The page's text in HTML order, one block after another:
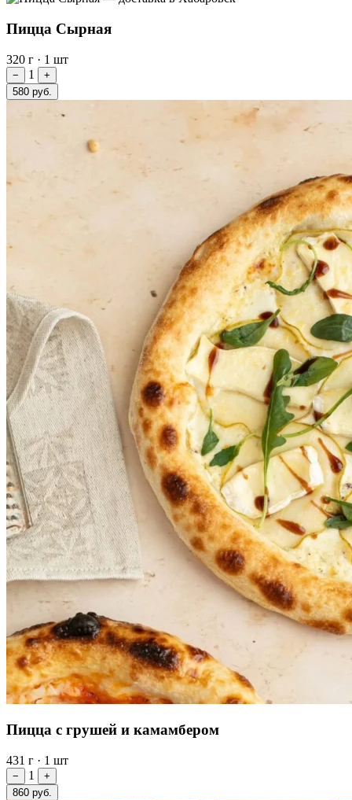
Пицца Сырная
320 г · 1 шт
− 1
+
580 руб.
Пицца с грушей и камамбером
431 г · 1 шт
− 1
+
860 руб.